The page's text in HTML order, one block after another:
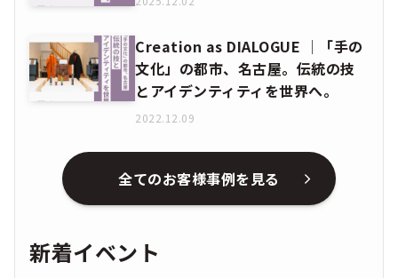
Creation as DIALOGUE │「手の
文化」の都市、名古屋。伝統の技
とアイデンティティを世界へ。
2022.12.09
全てのお客様事例を見る
新着イベント